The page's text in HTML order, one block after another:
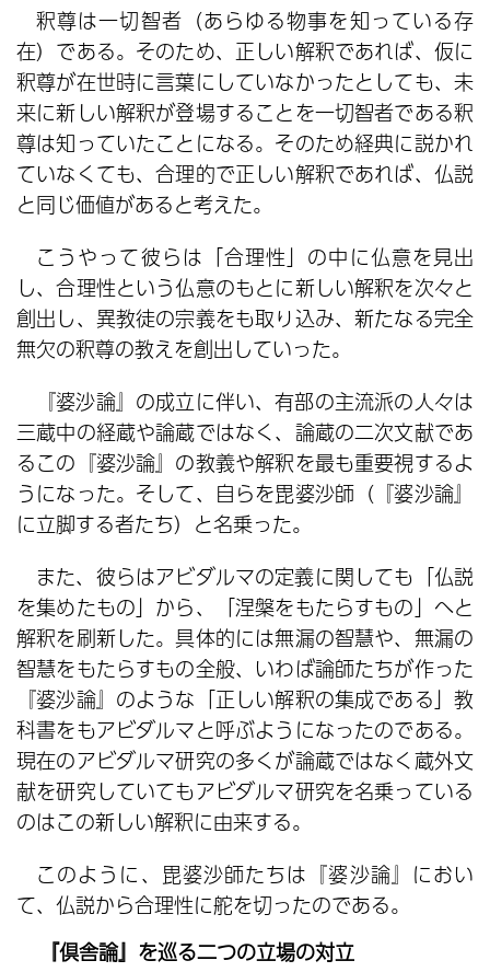
釈尊は一切智者（あらゆる物事を知っている存
在）である。そのため、正しい解釈であれば、仮に
釈尊が在世時に言葉にしていなかったとしても、未
来に新しい解釈が登場することを一切智者である釈
尊は知っていたことになる。そのため経典に説かれ
ていなくても、合理的で正しい解釈であれば、仏説
と同じ価値があると考えた。
こうやって彼らは「合理性」の中に仏意を見出
し、合理性という仏意のもとに新しい解釈を次々と
創出し、異教徒の宗義をも取り込み、新たなる完全
無欠の釈尊の教えを創出していった。
『婆沙論』の成立に伴い、有部の主流派の人々は
三蔵中の経蔵や論蔵ではなく、論蔵の二次文献であ
るこの『婆沙論』の教義や解釈を最も重要視するよ
うになった。そして、自らを毘婆沙師（『婆沙論』
に立脚する者たち）と名乗った。
また、彼らはアビダルマの定義に関しても「仏説
を集めたもの」から、「涅槃をもたらすもの」へと
解釈を刷新した。具体的には無漏の智慧や、無漏の
智慧をもたらすもの全般、いわば論師たちが作った
『婆沙論』のような「正しい解釈の集成である」教
科書をもアビダルマと呼ぶようになったのである。
現在のアビダルマ研究の多くが論蔵ではなく蔵外文
献を研究していてもアビダルマ研究を名乗っている
のはこの新しい解釈に由来する。
このように、毘婆沙師たちは『婆沙論』におい
て、仏説から合理性に舵を切ったのである。
『倶舎論』を巡る二つの立場の対立